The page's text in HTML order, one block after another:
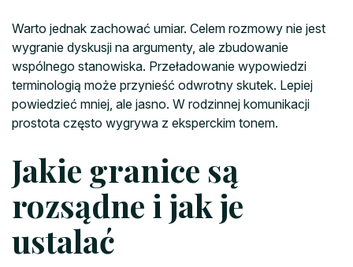
Warto jednak zachować umiar. Celem rozmowy nie jest
wygranie dyskusji na argumenty, ale zbudowanie
wspólnego stanowiska. Przeładowanie wypowiedzi
terminologią może przynieść odwrotny skutek. Lepiej
powiedzieć mniej, ale jasno. W rodzinnej komunikacji
prostota często wygrywa z eksperckim tonem.
Jakie granice są
rozsądne i jak je
ustalać